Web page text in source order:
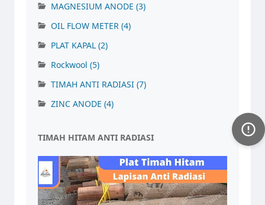
MAGNESIUM ANODE (3)
OIL FLOW METER (4)
PLAT KAPAL (2)
Rockwool (5)
TIMAH ANTI RADIASI (7)
ZINC ANODE (4)
TIMAH HITAM ANTI RADIASI